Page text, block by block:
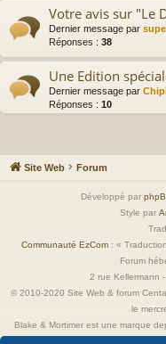
Votre avis sur "Le
Dernier message par
Réponses : 38
Une Edition
Dernier message par
Réponses : 10
Site Web Forum
Développé par
Style par
Communauté EzCom : «
Forum
2 rue Kellermann
© 2010-2020 Site Web & forum
le
Blake & Mortimer est une marque